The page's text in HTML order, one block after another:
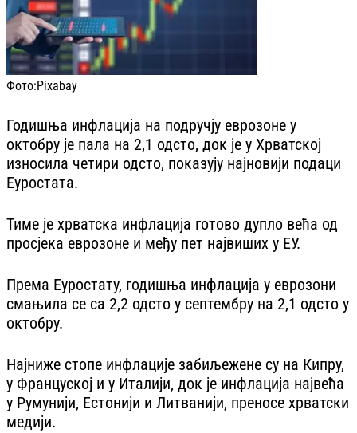
Фото:Pixabay
Годишња инфлација на подручју еврозоне у
октобру је пала на 2,1 одсто, док је у Хрватској
износила четири одсто, показују најновији подаци
Еуростата.
Тиме је хрватска инфлација готово дупло већа од
просјека еврозоне и међу пет највиших у ЕУ.
Према Еуростату, годишња инфлација у еврозони
смањила се са 2,2 одсто у септембру на 2,1 одсто у
октобру.
Најниже стопе инфлације забиљежене су на Кипру,
у Француској и у Италији, док је инфлација највећа
у Румунији, Естонији и Литванији, преносе хрватски
медији.